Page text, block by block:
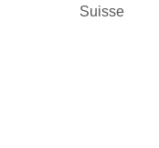
Suisse